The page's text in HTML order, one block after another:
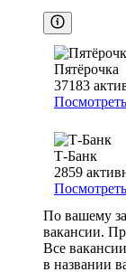
Пятёрочка
37183
Посмотреть
Т-Банк
2859
Посмотреть
По вашему
вакансии.
Все вакансии
в названии